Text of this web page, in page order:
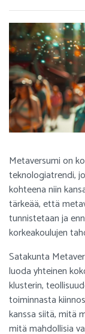
Metaversumi on
teknologiatrendi,
kohteena niin
tärkeää, että
tunnistetaan ja
korkeakoulujen
Satakunta
luoda yhteinen
klusterin,
toiminnasta
kanssa siitä, mitä
mitä mahdollisia